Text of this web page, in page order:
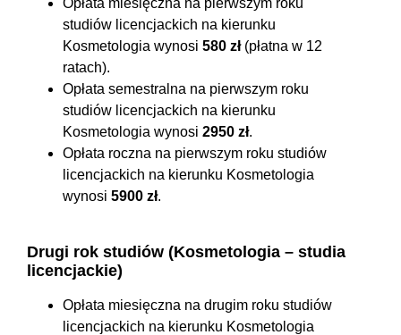
studiów licencjackich na kierunku
Kosmetologia wynosi 580 zł(płatna w 12
ratach).
Opłata semestralna na pierwszym roku
studiów licencjackich na kierunku
Kosmetologia wynosi 2950 zł.
Opłata roczna na pierwszym roku studiów
licencjackich na kierunku Kosmetologia
wynosi 5900 zł.
Drugi rok studiów (Kosmetologia – studia
licencjackie)
Opłata miesięczna na drugim roku studiów
licencjackich na kierunku Kosmetologia